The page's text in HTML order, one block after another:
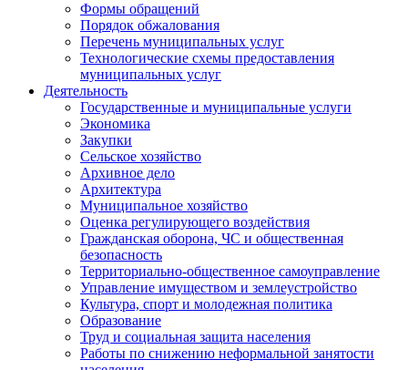
Формы обращений
Порядок обжалования
Перечень муниципальных услуг
Технологические схемы предоставления
муниципальных услуг
Деятельность
Государственные и муниципальные услуги
Экономика
Закупки
Сельское хозяйство
Архивное дело
Архитектура
Муниципальное хозяйство
Оценка регулирующего воздействия
Гражданская оборона, ЧС и общественная
безопасность
Территориально-общественное самоуправление
Управление имуществом и землеустройство
Культура, спорт и молодежная политика
Образование
Труд и социальная защита населения
Работы по снижению неформальной занятости